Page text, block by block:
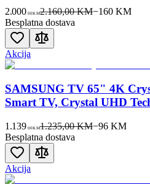
2.000 00KM2.160,00 KM−160KM
Besplatna dostava
Akcija
SAMSUNG TV 65" 4K
Smart TV, Crystal UHD
1.139 00KM1.235,00 KM−96KM
Besplatna dostava
Akcija